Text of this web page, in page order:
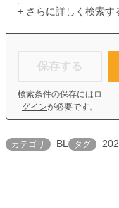
+ さらに詳しく検索す
保存する
検索条件の保存には ロ
グインが必要です。
カテゴリ BL タグ